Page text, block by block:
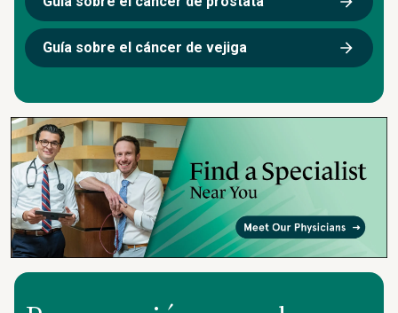
Guía sobre el cáncer de vejiga